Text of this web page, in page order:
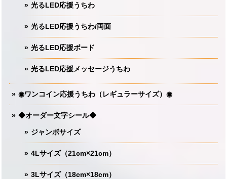
光るLED応援うちわ
光るLED応援うちわ/両面
光るLED応援ボード
光るLED応援メッセージうちわ
◉ワンコイン応援うちわ（レギュラーサイズ）◉
◆オーダー文字シール◆
ジャンボサイズ
4Lサイズ（21cm×21cm）
3Lサイズ（18cm×18cm）